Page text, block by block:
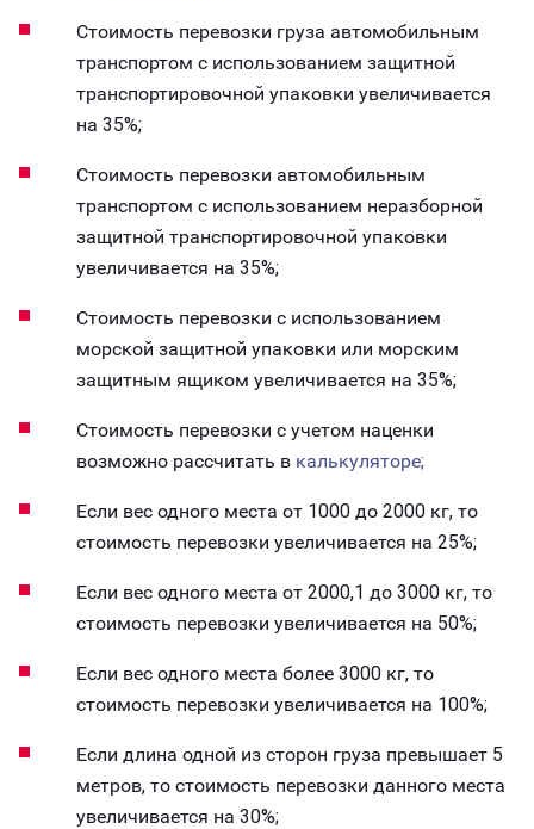
Стоимость перевозки груза автомобильным
транспортом с использованием защитной
транспортировочной упаковки увеличивается
на 35%;
Стоимость перевозки автомобильным
транспортом с использованием неразборной
защитной транспортировочной упаковки
увеличивается на 35%;
Стоимость перевозки с использованием
морской защитной упаковки или морским
защитным ящиком увеличивается на 35%;
Стоимость перевозки с учетом наценки
возможно рассчитать в калькуляторе;
Если вес одного места от 1000 до 2000 кг, то
стоимость перевозки увеличивается на 25%;
Если вес одного места от 2000,1 до 3000 кг, то
стоимость перевозки увеличивается на 50%;
Если вес одного места более 3000 кг, то
стоимость перевозки увеличивается на 100%;
Если длина одной из сторон груза превышает 5
метров, то стоимость перевозки данного места
увеличивается на 30%;